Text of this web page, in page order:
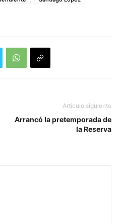
Artículo siguiente
Arrancó la pretemporada de
la Reserva